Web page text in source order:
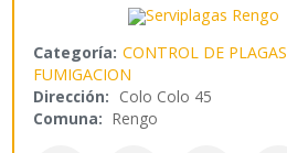
Categoría: CONTROL DE PLAGAS
FUMIGACION
Dirección: Colo Colo 45
Comuna: Rengo